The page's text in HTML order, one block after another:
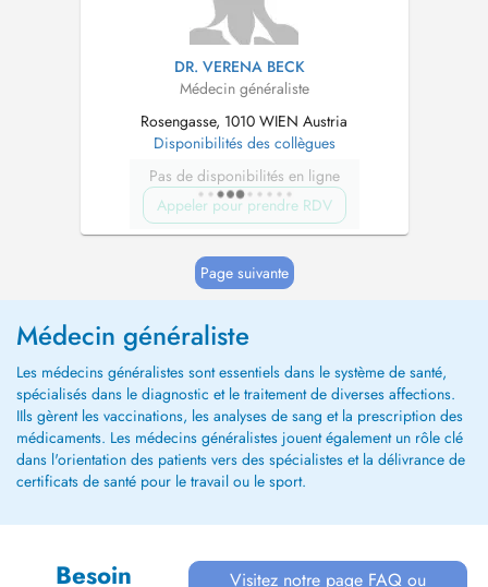
DR. VERENA BECK
Médecin généraliste
Rosengasse, 1010 WIEN Austria
Disponibilités des collègues
Pas de disponibilités en ligne
Appeler pour prendre RDV
Page suivante
Médecin généraliste
Les médecins généralistes sont essentiels dans le système de santé,
spécialisés dans le diagnostic et le traitement de diverses affections.
IIls gèrent les vaccinations, les analyses de sang et la prescription des
médicaments. Les médecins généralistes jouent également un rôle clé
dans l'orientation des patients vers des spécialistes et la délivrance de
certificats de santé pour le travail ou le sport.
Besoin
Visitez notre page FAQ ou